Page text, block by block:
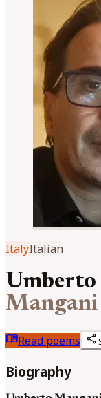
ItalyItalian
Umberto
Mangani
menu_bookRead poems share
Biography